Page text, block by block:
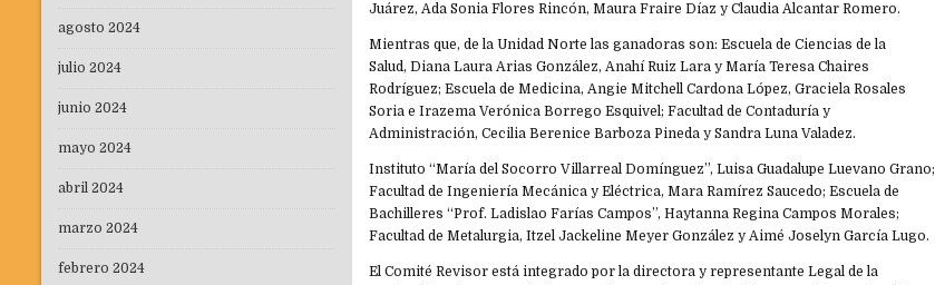
Juárez, Ada Sonia Flores Rincón, Maura Fraire Díaz y Claudia Alcantar Romero.
Mientras que, de la Unidad Norte las ganadoras son: Escuela de Ciencias de la
Salud, Diana Laura Arias González, Anahí Ruiz Lara y María Teresa Chaires
Rodríguez; Escuela de Medicina, Angie Mitchell Cardona López, Graciela Rosales
Soria e Irazema Verónica Borrego Esquivel; Facultad de Contaduría y
Administración, Cecilia Berenice Barboza Pineda y Sandra Luna Valadez.
Instituto “María del Socorro Villarreal Domínguez”, Luisa Guadalupe Luevano Grano;
Facultad de Ingeniería Mecánica y Eléctrica, Mara Ramírez Saucedo; Escuela de
Bachilleres “Prof. Ladislao Farías Campos”, Haytanna Regina Campos Morales;
Facultad de Metalurgia, Itzel Jackeline Meyer González y Aimé Joselyn García Lugo.
El Comité Revisor está integrado por la directora y representante Legal de la
agosto 2024
julio 2024
junio 2024
mayo 2024
abril 2024
marzo 2024
febrero 2024